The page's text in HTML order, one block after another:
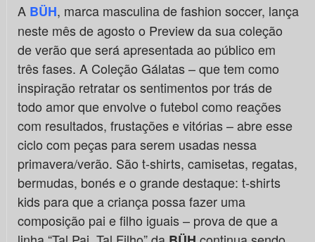
A BÜH, marca masculina de fashion soccer, lança
neste mês de agosto o Preview da sua coleção
de verão que será apresentada ao público em
três fases. A Coleção Gálatas – que tem como
inspiração retratar os sentimentos por trás de
todo amor que envolve o futebol como reações
com resultados, frustações e vitórias – abre esse
ciclo com peças para serem usadas nessa
primavera/verão. São t-shirts, camisetas, regatas,
bermudas, bonés e o grande destaque: t-shirts
kids para que a criança possa fazer uma
composição pai e filho iguais – prova de que a